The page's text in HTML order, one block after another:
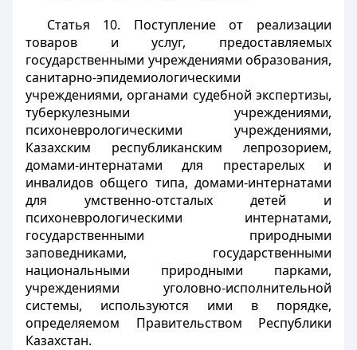
Статья 10. Поступление от реализации
товаров и услуг, предоставляемых
государственными учреждениями образования,
санитарно-эпидемиологическими
учреждениями, органами судебной экспертизы,
туберкулезными учреждениями,
психоневрологическими учреждениями,
Казахским республиканским лепрозорием,
домами-интернатами для престарелых и
инвалидов общего типа, домами-интернатами
для умственно-отсталых детей и
психоневрологическими интернатами,
государственными природными
заповедниками, государственными
национальными природными парками,
учреждениями уголовно-исполнительной
системы, используются ими в порядке,
определяемом Правительством Республики
Казахстан.